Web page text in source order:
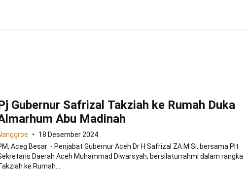
Gubernur Safrizal Takziah ke Rumah Duka
Abu Madinah
18 Desember 2024
Aceg Besar - Penjabat Gubernur Aceh Dr H Safrizal ZA M Si, bersama Plt
Daerah Aceh Muhammad Diwarsyah, bersilaturrahmi dalam rangka
ke Rumah...